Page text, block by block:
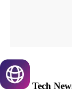
Tech